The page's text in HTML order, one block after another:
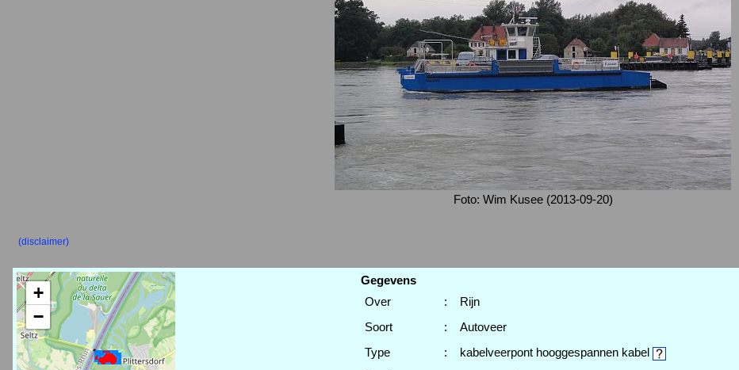
Foto: Wim Kusee (2013-09-20)
(disclaimer)
+
−
Gegevens
Over
:
Rijn
Soort
:
Autoveer
Type
:
kabelveerpont hooggespannen kabel